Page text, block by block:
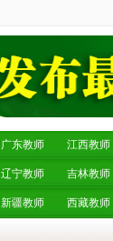
广东教师 江西教师
辽宁教师 吉林教师
新疆教师 西藏教师